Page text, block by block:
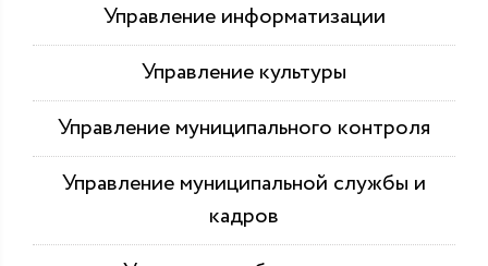
Управление информатизации
Управление культуры
Управление муниципального контроля
Управление муниципальной службы и
кадров